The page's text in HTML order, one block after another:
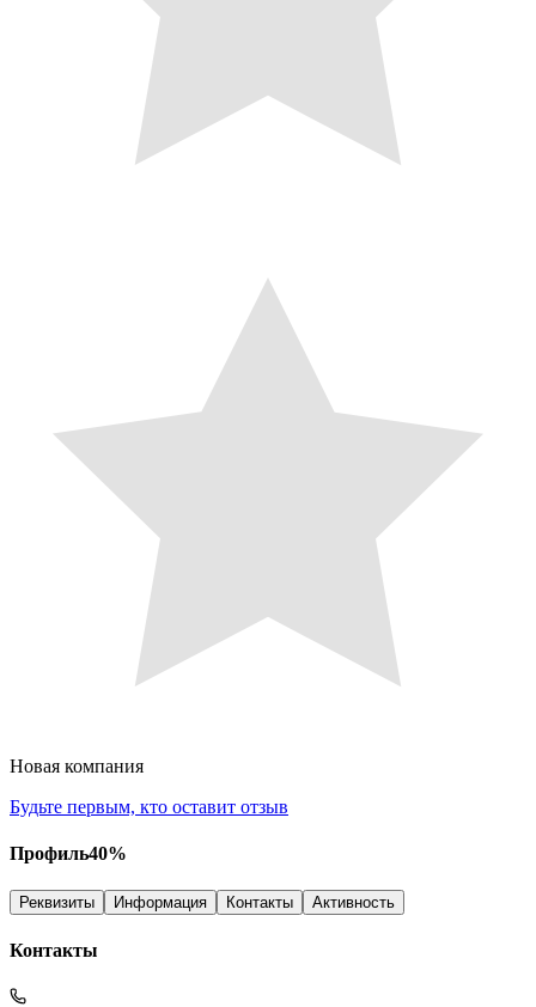
Новая компания
Будьте первым, кто оставит отзыв
Профиль40%
Реквизиты Информация Контакты Активность
Контакты